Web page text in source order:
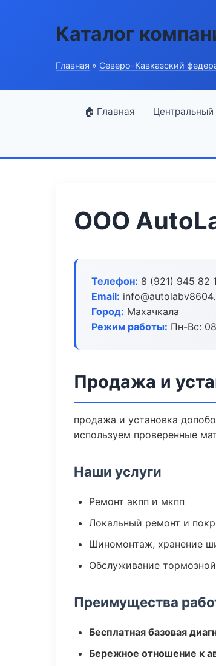
Каталог
Главная » Северо-Кавказский
🏠 Главная
ООО
Телефон: 8 (921) 945 82
Email:
Город: Махачкала
Режим работы: Пн-Вс:
Продажа и
продажа и установка
используем проверенные
Наши услуги
Ремонт акпп и мкпп
Локальный ремонт и
Шиномонтаж, хранение
Обслуживание
Преимущества
Бесплатная базовая
Бережное отношение к